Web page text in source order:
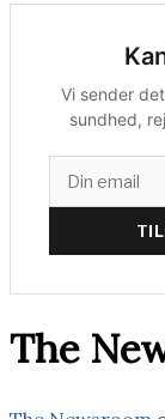
Vi sender
sundhed,
The